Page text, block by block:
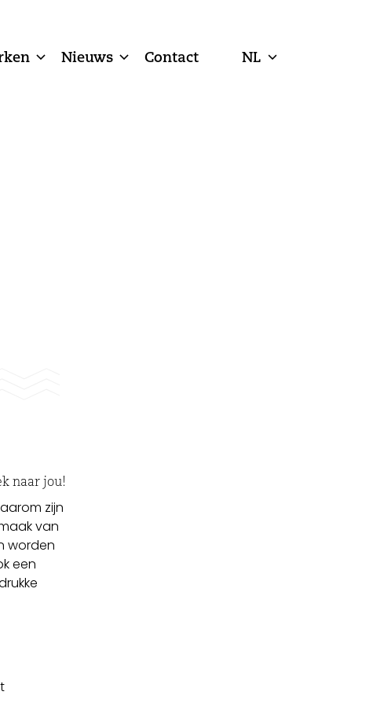
Nieuws Contact NL
naar jou!
zijn
van
worden
een